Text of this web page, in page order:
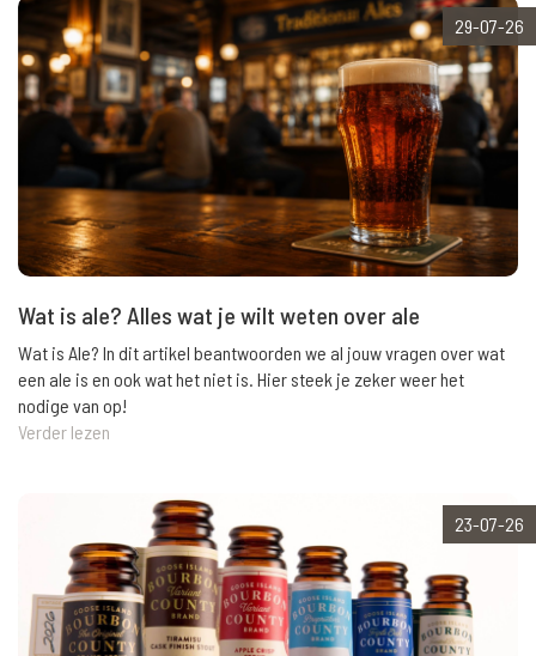
29-07-26
Wat is ale? Alles wat je wilt weten over ale
Wat is Ale? In dit artikel beantwoorden we al jouw vragen over wat
een ale is en ook wat het niet is. Hier steek je zeker weer het
nodige van op!
Verder lezen
23-07-26